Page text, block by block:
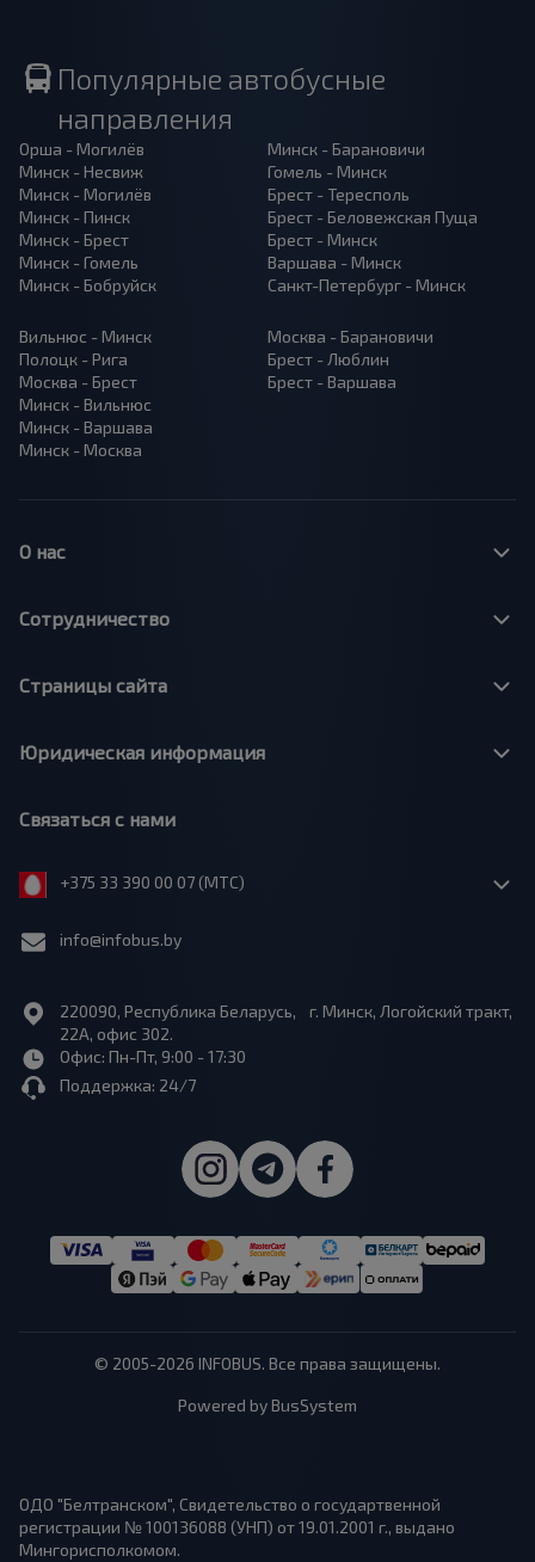
Популярные автобусные
направления
Орша - Могилёв
Минск - Несвиж
Минск - Могилёв
Минск - Пинск
Минск - Брест
Минск - Гомель
Минск - Бобруйск
Минск - Барановичи
Гомель - Минск
Брест - Тересполь
Брест - Беловежская Пуща
Брест - Минск
Варшава - Минск
Санкт-Петербург - Минск
Вильнюс - Минск
Полоцк - Рига
Москва - Брест
Минск - Вильнюс
Минск - Варшава
Минск - Москва
Москва - Барановичи
Брест - Люблин
Брест - Варшава
О нас
Сотрудничество
Страницы сайта
Юридическая информация
Связаться с нами
+375 33 390 00 07 (МТС)
info@infobus.by
220090, Республика Беларусь, г. Минск, Логойский тракт,
22А, офис 302.
Офис: Пн-Пт, 9:00 - 17:30
Поддержка: 24/7
© 2005-2026 INFOBUS. Все права защищены.
Powered by BusSystem
ОДО "Белтранском", Свидетельство о государтвенной
регистрации № 100136088 (УНП) от 19.01.2001 г., выдано
Мингорисполкомом.